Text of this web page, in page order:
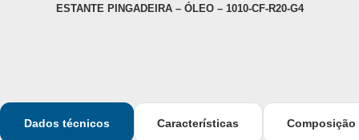
ESTANTE PINGADEIRA – ÓLEO – 1010-CF-R20-G4
Dados técnicos Características Composição